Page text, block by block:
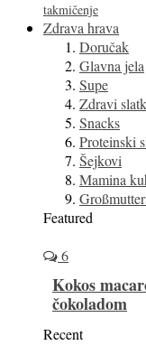
takmičenje
Zdrava hrava
Doručak
Glavna jela
Supe
Zdravi
Snacks
Proteinski
Šejkovi
Mamina
Featured
6
Kokos
čokoladom
Recent